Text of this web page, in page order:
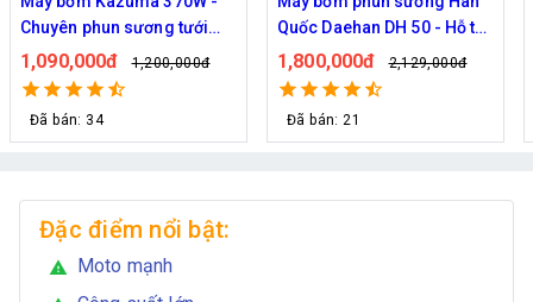
sương tưới
1,200,000đ
Quốc Daehan DH 50 - Hỗ trợ
từ 30 đến 50 béc phun
1,800,000đ 2,129,000đ
mát công
FOG-2703 hỗ
1,950,000đ
Đặc điểm nổi bật:
warning Moto mạnh